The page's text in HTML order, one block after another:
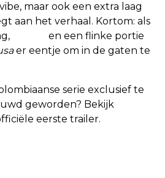
maar ook een extra laag
aan het verhaal. Kortom: als
en een flinke portie
er eentje om in de gaten te
serie exclusief te
geworden? Bekijk
eerste trailer.